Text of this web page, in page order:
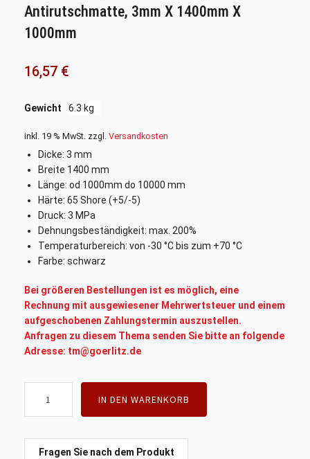
Antirutschmatte, 3mm X 1400mm X
1000mm
16,57 €
Gewicht 6.3 kg
inkl. 19 % MwSt. zzgl. Versandkosten
Dicke: 3 mm
Breite 1400 mm
Länge: od 1000mm do 10000 mm
Härte: 65 Shore (+5/-5)
Druck: 3 MPa
Dehnungsbeständigkeit: max. 200%
Temperaturbereich: von -30 °C bis zum +70 °C
Farbe: schwarz
Bei größeren Bestellungen ist es möglich, eine
Rechnung mit ausgewiesener Mehrwertsteuer und einem
aufgeschobenen Zahlungstermin auszustellen.
Anfragen zu diesem Thema senden Sie bitte an folgende
Adresse: tm@goerlitz.de
(checker
rubber),
Antirutschmatte,
IN DEN WARENKORB
Fragen Sie nach dem Produkt